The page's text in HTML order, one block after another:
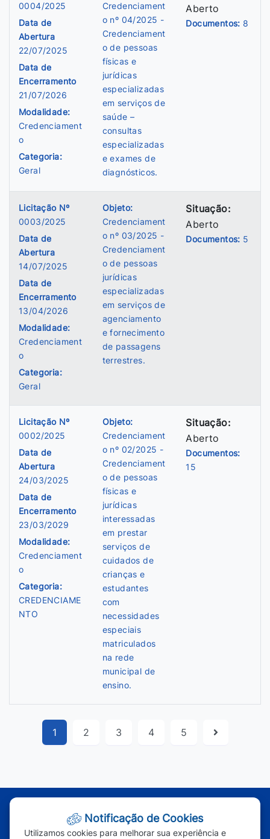
0004/2025
Data de
Abertura
22/07/2025
Data de
Encerramento
21/07/2026
Modalidade:
Credenciament
o
Categoria:
Geral
Credenciament
o nº 04/2025 -
Credenciament
o de pessoas
físicas e
jurídicas
especializadas
em serviços de
saúde –
consultas
especializadas
e exames de
diagnósticos.
Aberto
Documentos:8
Licitação Nº
0003/2025
Data de
Abertura
14/07/2025
Data de
Encerramento
13/04/2026
Modalidade:
Credenciament
o
Categoria:
Geral
Objeto:
Credenciament
o nº 03/2025 -
Credenciament
o de pessoas
jurídicas
especializadas
em serviços de
agenciamento
e fornecimento
de passagens
terrestres.
Situação:
Aberto
Documentos: 5
Licitação Nº
0002/2025
Data de
Abertura
24/03/2025
Data de
Encerramento
23/03/2029
Modalidade:
Credenciament
o
Categoria:
CREDENCIAME
NTO
Objeto:
Credenciament
o nº 02/2025 -
Credenciament
o de pessoas
físicas e
jurídicas
interessadas
em prestar
serviços de
cuidados de
crianças e
estudantes
com
necessidades
especiais
matriculados
na rede
municipal de
ensino.
Situação:
Aberto
Documentos:
15
1 2 3 4 5
Atendimento - Segunda à Sexta | Das 7h às 11h e das 13h às 17h
(65) 3387-2800 | (65) 3387-2801
Notificação de Cookies
Utilizamos cookies para melhorar sua experiência e